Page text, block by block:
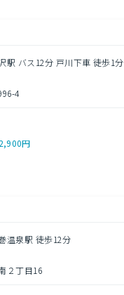
駅 バス12分 戸川下車 徒歩1分
4
円
温泉駅 徒歩12分
２丁目16